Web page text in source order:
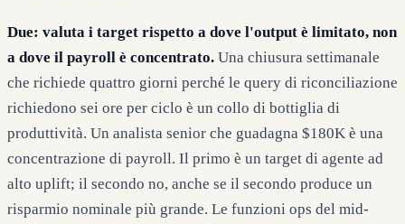
Due: valuta i target rispetto a dove l'output è limitato, non
a dove il payroll è concentrato. Una chiusura settimanale
che richiede quattro giorni perché le query di riconciliazione
richiedono sei ore per ciclo è un collo di bottiglia di
produttività. Un analista senior che guadagna $180K è una
concentrazione di payroll. Il primo è un target di agente ad
alto uplift; il secondo no, anche se il secondo produce un
risparmio nominale più grande. Le funzioni ops del mid-